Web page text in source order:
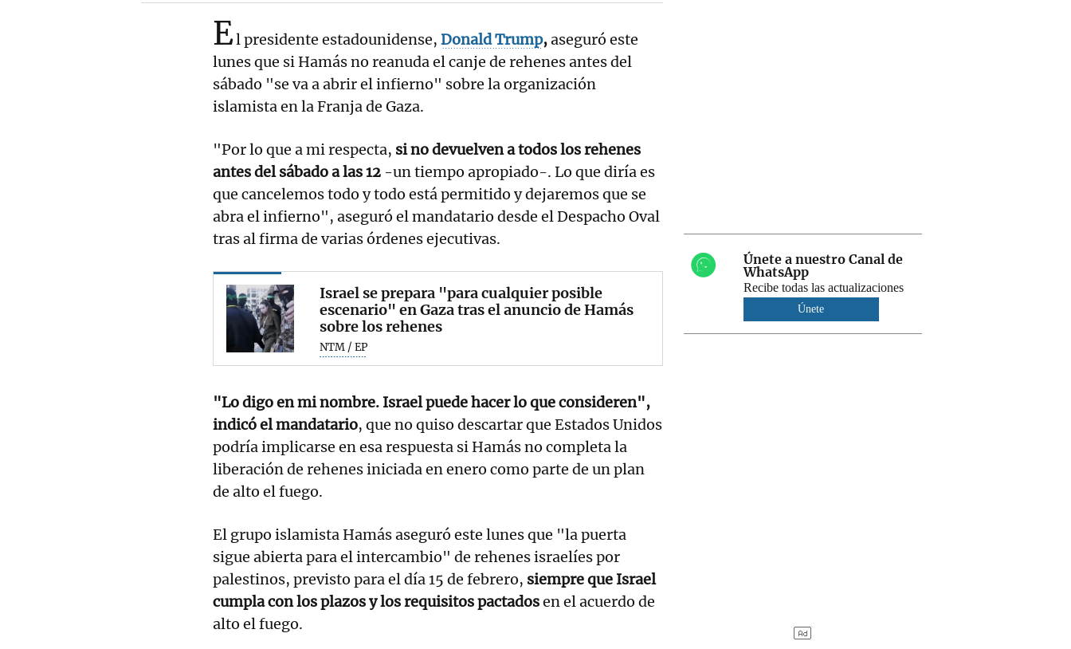
El presidente estadounidense, Donald Trump,aseguró este
lunes que si Hamás no reanuda el canje de rehenes antes del
sábado "se va a abrir el infierno" sobre la organización
islamista en la Franja de Gaza.
"Por lo que a mi respecta, si no devuelven a todos los rehenes
antes del sábado a las 12 -un tiempo apropiado-. Lo que diría es
que cancelemos todo y todo está permitido y dejaremos que se
abra el infierno", aseguró el mandatario desde el Despacho Oval
tras al firma de varias órdenes ejecutivas.
Israel se prepara "para cualquier posible
escenario" en Gaza tras el anuncio de Hamás
sobre los rehenes
NTM / EP
"Lo digo en mi nombre. Israel puede hacer lo que consideren",
indicó el mandatario, que no quiso descartar que Estados Unidos
podría implicarse en esa respuesta si Hamás no completa la
liberación de rehenes iniciada en enero como parte de un plan
de alto el fuego.
El grupo islamista Hamás aseguró este lunes que "la puerta
sigue abierta para el intercambio" de rehenes israelíes por
palestinos, previsto para el día 15 de febrero, siempre que Israel
cumpla con los plazos y los requisitos pactadosen el acuerdo de
alto el fuego.
Únete a nuestro Canal de
WhatsApp
Recibe todas las actualizaciones
Únete